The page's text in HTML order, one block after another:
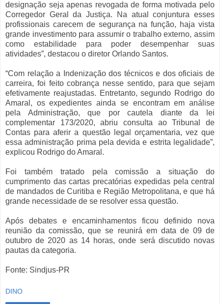
designação seja apenas revogada de forma motivada pelo
Corregedor Geral da Justiça. Na atual conjuntura esses
profissionais carecem de segurança na função, haja vista
grande investimento para assumir o trabalho externo, assim
como estabilidade para poder desempenhar suas
atividades”, destacou o diretor Orlando Santos.
“Com relação a Indenização dos técnicos e dos oficiais de
carreira, foi feito cobrança nesse sentido, para que sejam
efetivamente reajustadas. Entretanto, segundo Rodrigo do
Amaral, os expedientes ainda se encontram em análise
pela Administração, que por cautela diante da lei
complementar 173/2020, abriu consulta ao Tribunal de
Contas para aferir a questão legal orçamentaria, vez que
essa administração prima pela devida e estrita legalidade”,
explicou Rodrigo do Amaral.
Foi também tratado pela comissão a situação do
cumprimento das cartas precatórias expedidas pela central
de mandados de Curitiba e Região Metropolitana, e que há
grande necessidade de se resolver essa questão.
Após debates e encaminhamentos ficou definido nova
reunião da comissão, que se reunirá em data de 09 de
outubro de 2020 as 14 horas, onde será discutido novas
pautas da categoria.
Fonte: Sindjus-PR
DINO